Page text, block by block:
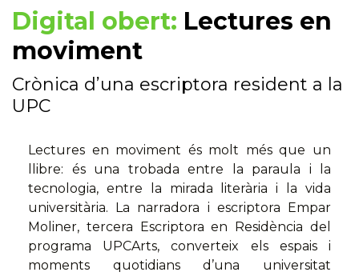
Digital obert: Lectures en
moviment
Crònica d’una escriptora resident a la
UPC
Lectures en moviment és molt més que un
llibre: és una trobada entre la paraula i la
tecnologia, entre la mirada literària i la vida
universitària. La narradora i escriptora Empar
Moliner, tercera Escriptora en Residència del
programa UPCArts, converteix els espais i
moments quotidians d’una universitat